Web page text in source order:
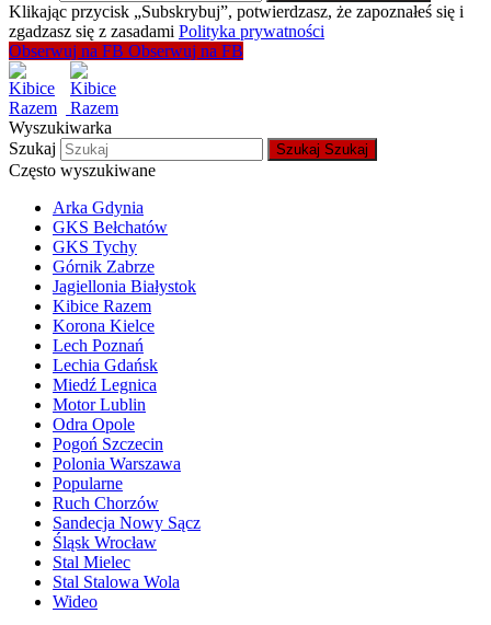
Klikając przycisk „Subskrybuj”, potwierdzasz, że zapoznałeś się i
zgadzasz się z zasadami Polityka prywatności
Obserwuj na FB Obserwuj na FB
Wyszukiwarka
Szukaj
Szukaj Szukaj
Często wyszukiwane
Arka Gdynia
GKS Bełchatów
GKS Tychy
Górnik Zabrze
Jagiellonia Białystok
Kibice Razem
Korona Kielce
Lech Poznań
Lechia Gdańsk
Miedź Legnica
Motor Lublin
Odra Opole
Pogoń Szczecin
Polonia Warszawa
Popularne
Ruch Chorzów
Sandecja Nowy Sącz
Śląsk Wrocław
Stal Mielec
Stal Stalowa Wola
Wideo